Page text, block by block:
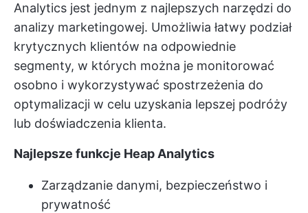
Analytics jest jednym z najlepszych narzędzi do
analizy marketingowej. Umożliwia łatwy podział
krytycznych klientów na odpowiednie
segmenty, w których można je monitorować
osobno i wykorzystywać spostrzeżenia do
optymalizacji w celu uzyskania lepszej podróży
lub doświadczenia klienta.
Najlepsze funkcje Heap Analytics
Zarządzanie danymi, bezpieczeństwo i
prywatność